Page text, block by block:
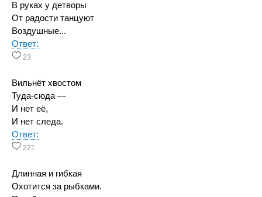
В руках у детворы
От радости танцуют
Воздушные...
Ответ:
23
Вильнёт хвостом
Туда-сюда —
И нет её,
И нет следа.
Ответ:
221
Длинная и гибкая
Охотится за рыбками.